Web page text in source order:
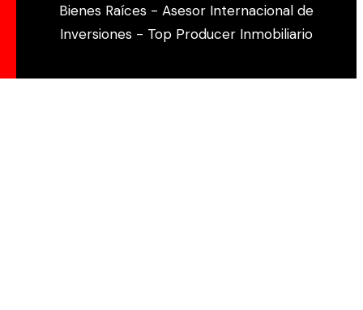
Bienes Raíces - Asesor Internacional de
Inversiones - Top Producer Inmobiliario